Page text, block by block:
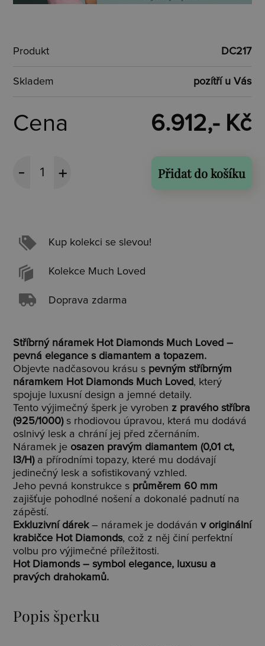
Produkt DC217
Skladem pozítří u Vás
Cena 6.912,- Kč
Přidat do košíku
Kup kolekci se slevou!
Kolekce Much Loved
Doprava zdarma
Stříbrný náramek Hot Diamonds Much Loved –
pevná elegance s diamantem a topazem.
Objevte nadčasovou krásu s pevným stříbrným
náramkem Hot Diamonds Much Loved, který
spojuje luxusní design a jemné detaily.
Tento výjimečný šperk je vyroben z pravého stříbra
(925/1000)s rhodiovou úpravou, která mu dodává
oslnivý lesk a chrání jej před zčernáním.
Náramek je osazen pravým diamantem (0,01 ct,
I3/H)a přírodními topazy, které mu dodávají
jedinečný lesk a sofistikovaný vzhled.
Jeho pevná konstrukce s průměrem 60 mm
zajišťuje pohodlné nošení a dokonalé padnutí na
zápěstí.
Exkluzivní dárek– náramek je dodávánv originální
krabičce Hot Diamonds, což z něj činí perfektní
volbu pro výjimečné příležitosti.
Hot Diamonds – symbol elegance, luxusu a
pravých drahokamů.
Popis šperku